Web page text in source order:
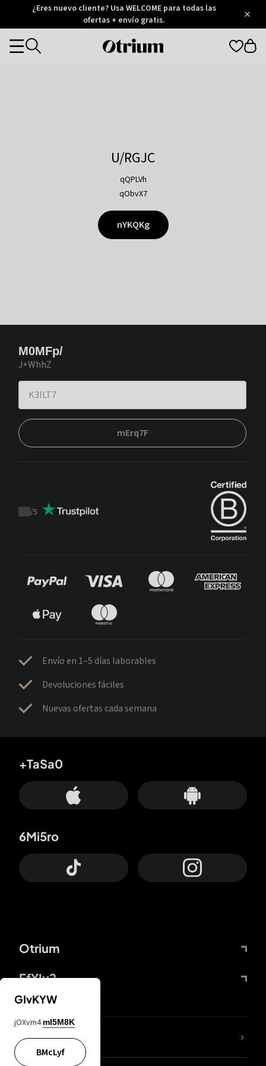
Otrium
Trustpilot
¿Eres nuevo cliente? Usa WELCOME para todas las
ofertas + envío gratis.
Otrium
Categories
U/RGJC
qQPLVh
qObvX7
nYKQKg
M0MFp/
J+WhhZ
mErq7F
Trustpilot
/5
Envío en 1–5 días laborables
Devoluciones fáciles
Nuevas ofertas cada semana
Otrium
FfYIy2
+TaSa0
6Mi5ro
65A04M
GIvKYW
jOXvm4 mI5M8K
BMcLyf